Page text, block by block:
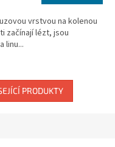
vrstvou na kolenou
začínají lézt, jsou
linu...
PRODUKTY